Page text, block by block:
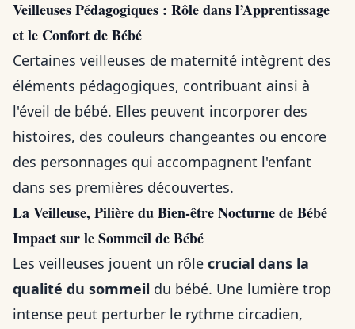
Veilleuses Pédagogiques : Rôle dans l’Apprentissage
et le Confort de Bébé
Certaines veilleuses de maternité intègrent des
éléments pédagogiques, contribuant ainsi à
l'éveil de bébé. Elles peuvent incorporer des
histoires, des couleurs changeantes ou encore
des personnages qui accompagnent l'enfant
dans ses premières découvertes.
La Veilleuse, Pilière du Bien-être Nocturne de Bébé
Impact sur le Sommeil de Bébé
Les veilleuses jouent un rôle crucial dans la
qualité du sommeil du bébé. Une lumière trop
intense peut perturber le rythme circadien,